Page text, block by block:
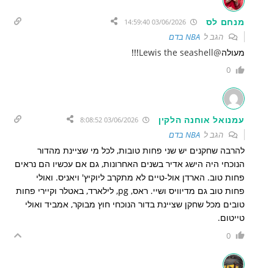
מנחם לס 03/06/2026 14:59:40
הגב לNBA בדם
מעולה@Lewis the seashell
!!!
0
עמנואל אוחנה הלקין 03/06/2026 8:08:52
הגב לNBA בדם
להרבה שחקנים יש שני פחות טובות, לכל מי שציינת מהדור
הנוכחי היה הישג אדיר בשנים האחרונות, גם אם עכשיו הם נראים
פחות טוב. הארדן אול-טיים לא מתקרב ליוקיץ' ויאניס. ואולי
פחות טוב גם מדיוויס ושיי. ראס, pg, לילארד, באטלר וקיירי פחות
טובים מכל שחקן שציינת בדור הנוכחי חוץ מבוקר, אמביד ואולי
טייטום.
0